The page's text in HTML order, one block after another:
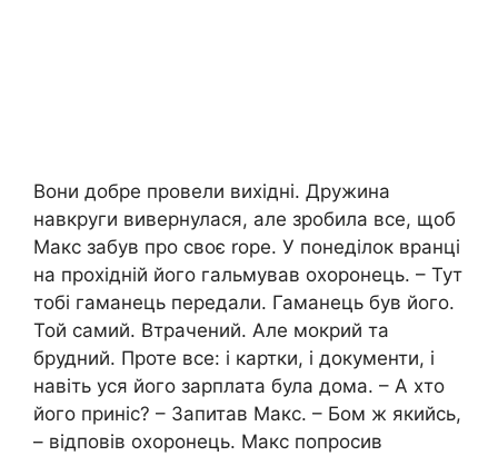
Вони добре провели вихідні. Дружина
навкруги вивернулася, але зробила все, щоб
Макс забув про своє rоре. У понеділок вранці
на прохідній його гальмував охоронець. – Тут
тобі гаманець передали. Гаманець був його.
Той самий. Втрачений. Але мокрий та
брудний. Проте все: і картки, і документи, і
навіть уся його зарплата була дома. – А хто
його приніс? – Запитав Макс. – Бом ж якийсь,
– відповів охоронець. Макс попросив